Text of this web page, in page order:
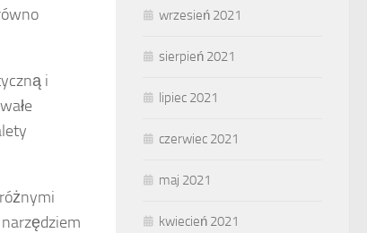
i
wrzesień 2021
sierpień 2021
lipiec 2021
czerwiec 2021
maj 2021
kwiecień 2021